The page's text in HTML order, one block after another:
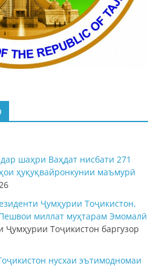
шаҳри Ваҳдат нисбати 271
ҳуқуқвайронкунии маъмурӣ
Ҷумҳурии Тоҷикистон,
миллат муҳтарам Эмомалӣ
Ҷумҳурии Тоҷикистон баргузор
нусхаи эътимодномаи